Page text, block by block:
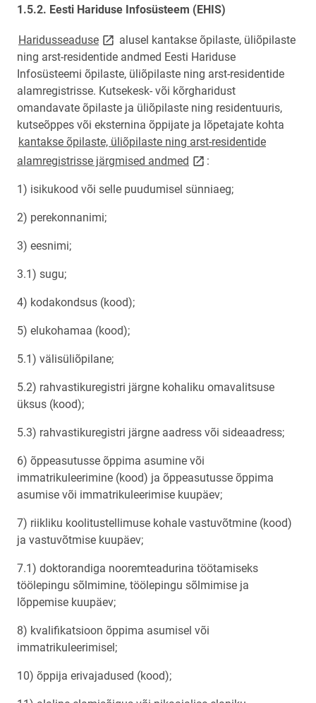
1.5.2. Eesti Hariduse Infosüsteem (EHIS)
Haridusseaduselink opens on new page
alusel kantakse õpilaste, üliõpilaste
ning arst-residentide andmed Eesti Hariduse
Infosüsteemi õpilaste, üliõpilaste ning arst-residentide
alamregistrisse. Kutsekesk- või kõrgharidust
omandavate õpilaste ja üliõpilaste ning residentuuris,
kutseõppes või eksternina õppijate ja lõpetajate kohta
kantakse õpilaste, üliõpilaste ning arst-residentide
alamregistrisse järgmised andmed link opens on new page
:
1) isikukood või selle puudumisel sünniaeg;
2) perekonnanimi;
3) eesnimi;
3.1) sugu;
4) kodakondsus (kood);
5) elukohamaa (kood);
5.1) välisüliõpilane;
5.2) rahvastikuregistri järgne kohaliku omavalitsuse
üksus (kood);
5.3) rahvastikuregistri järgne aadress või sideaadress;
6) õppeasutusse õppima asumine või
immatrikuleerimine (kood) ja õppeasutusse õppima
asumise või immatrikuleerimise kuupäev;
7) riikliku koolitustellimuse kohale vastuvõtmine (kood)
ja vastuvõtmise kuupäev;
7.1) doktorandiga nooremteadurina töötamiseks
töölepingu sõlmimine, töölepingu sõlmimise ja
lõppemise kuupäev;
8) kvalifikatsioon õppima asumisel või
immatrikuleerimisel;
10) õppija erivajadused (kood);